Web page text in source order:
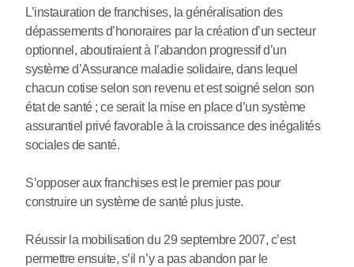
L’instauration de franchises, la généralisation des
dépassements d’honoraires par la création d’un secteur
optionnel, aboutiraient à l’abandon progressif d’un
système d’Assurance maladie solidaire, dans lequel
chacun cotise selon son revenu et est soigné selon son
état de santé ; ce serait la mise en place d’un système
assurantiel privé favorable à la croissance des inégalités
sociales de santé.
S’opposer aux franchises est le premier pas pour
construire un système de santé plus juste.
Réussir la mobilisation du 29 septembre 2007, c’est
permettre ensuite, s’il n’y a pas abandon par le